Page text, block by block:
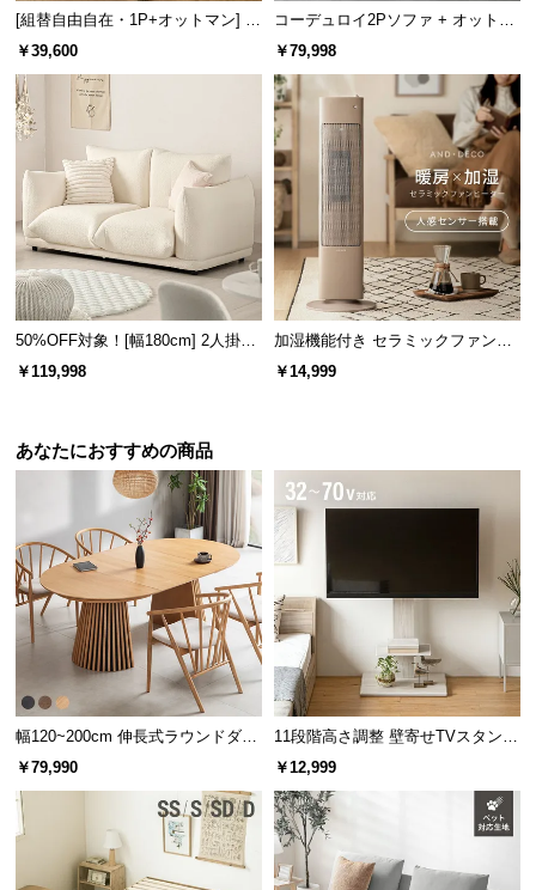
o.,
[組替自由自在・1P+オットマン] モ
ジュールソファ アームレス 天然木
￥39,600
コーデュロイ2Pソファ + オットマ
ン
￥79,998
50%OFF対象！[幅180cm] 2人掛け
ソファ
￥119,998
加湿機能付き セラミックファンヒ
ーター
￥14,999
あなたにおすすめの商品
幅120~200cm 伸長式ラウンドダイ
ニングテーブル 6人掛け 天然木突
板 美しい格子デザイン
￥79,990
11段階高さ調整 壁寄せTVスタンド
キャスター付き 上下左右角度調節
￥12,999